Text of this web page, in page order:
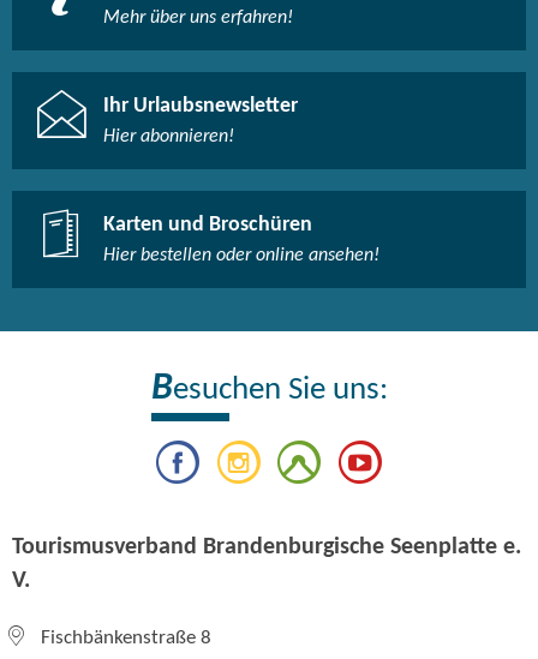
Mehr über uns erfahren!
Ihr Urlaubsnewsletter
Hier abonnieren!
Karten und Broschüren
Hier bestellen oder online ansehen!
Besuchen Sie uns:
Tourismusverband Brandenburgische Seenplatte e.
V.
Fischbänkenstraße 8